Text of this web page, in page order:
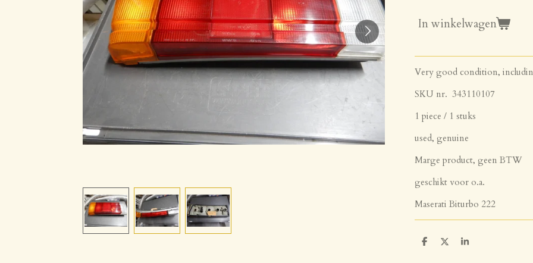
In winkelwagen
Very good condition,
SKU nr. 343110107
1 piece / 1 stuks
used, genuine
Marge product, geen BTW
geschikt voor o.a.
Maserati Biturbo 222
D
D
S